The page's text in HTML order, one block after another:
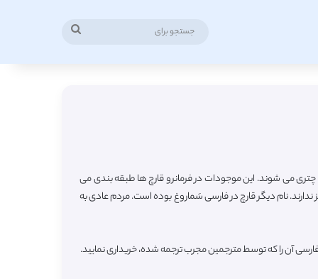
می شوند. این موجودات در فرمانرو قارچ ها طبقه بندی می
نام دیگر قارچ در فارسی سَماروغ بوده است. مردم عادی به
آن را که توسط مترجمین مجرب ترجمه شده، خریداری نمایید.